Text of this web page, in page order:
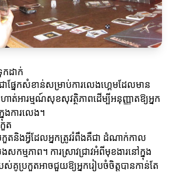
កដាក់
ផ្នែកសំខាន់សម្រាប់ការលេងហ្គេមដែលមាន
ាត់អារម្មណ៍សុខសុវត្ថិភាពដើម្បីអនុញ្ញាតឱ្យអ្នក
ងការលេង។
ត
តនិងអ្វីដែលអ្នកត្រូវរំពឹងគឺជា ដំណាក់កាល
កម្មភាព។ ការស្រាវជ្រាវអំពីមុខងារនៅក្នុង
ស់គូប្រកួតអាចជួយឱ្យអ្នករៀបចំចិត្តបានកាន់តែ